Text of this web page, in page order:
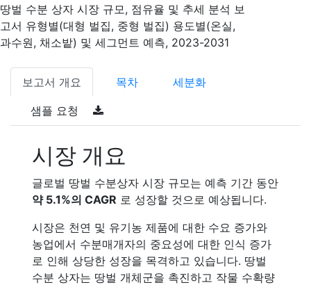
땅벌 수분 상자 시장 규모, 점유율 및 추세 분석 보
고서 유형별(대형 벌집, 중형 벌집) 용도별(온실,
과수원, 채소밭) 및 세그먼트 예측, 2023-2031
보고서 개요 목차 세분화
샘플 요청
시장 개요
글로벌 땅벌 수분상자 시장 규모는 예측 기간 동안
약 5.1%의 CAGR 로 성장할 것으로 예상됩니다.
시장은 천연 및 유기농 제품에 대한 수요 증가와
농업에서 수분매개자의 중요성에 대한 인식 증가
로 인해 상당한 성장을 목격하고 있습니다. 땅벌
수분 상자는 땅벌 개체군을 촉진하고 작물 수확량